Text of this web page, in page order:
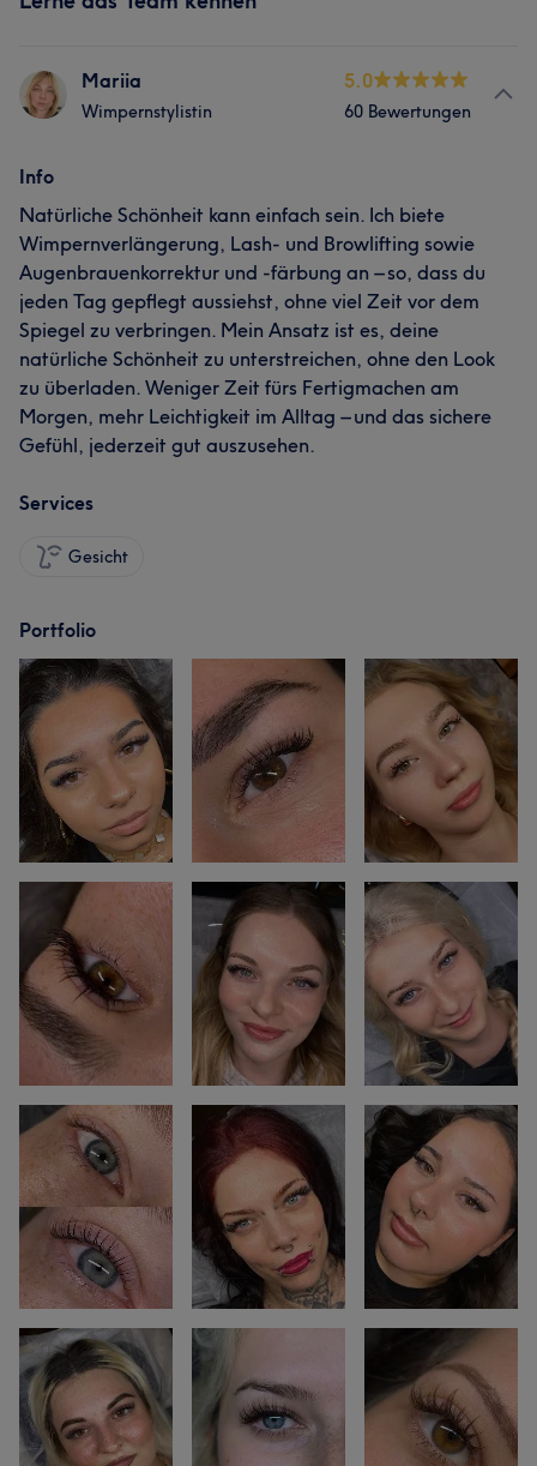
Mariia
Wimpernstylistin
5.0
60 Bewertungen
Info
Natürliche Schönheit kann einfach sein. Ich biete
Wimpernverlängerung, Lash- und Browlifting sowie
Augenbrauenkorrektur und -färbung an – so, dass du
jeden Tag gepflegt aussiehst, ohne viel Zeit vor dem
Spiegel zu verbringen. Mein Ansatz ist es, deine
natürliche Schönheit zu unterstreichen, ohne den Look
zu überladen. Weniger Zeit fürs Fertigmachen am
Morgen, mehr Leichtigkeit im Alltag – und das sichere
Gefühl, jederzeit gut auszusehen.
Services
Gesicht
Portfolio